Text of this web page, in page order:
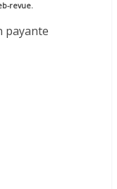
revue.
payante